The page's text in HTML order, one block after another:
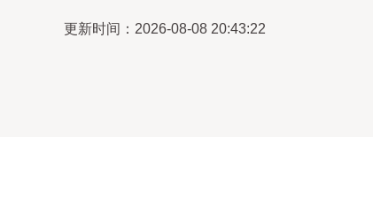
更新时间：2026-08-08 20:43:22